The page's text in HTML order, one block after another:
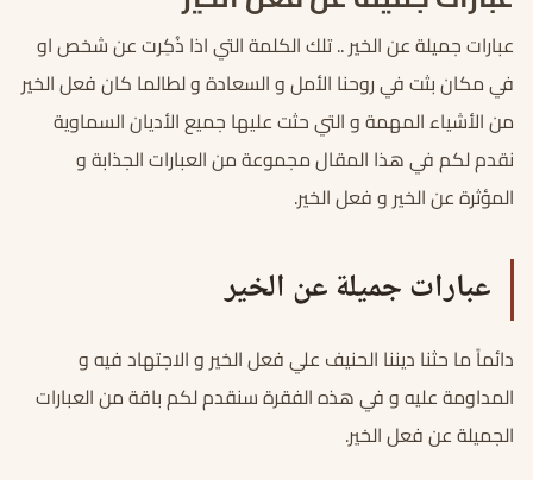
عبارات جميلة عن الخير .. تلك الكلمة التي اذا ذُكِرت عن شخص او
في مكان بثت في روحنا الأمل و السعادة و لطالما كان فعل الخير
من الأشياء المهمة و التي حثت عليها جميع الأديان السماوية
نقدم لكم في هذا المقال مجموعة من العبارات الجذابة و
المؤثرة عن الخير و فعل الخير.
عبارات جميلة عن الخير
دائماً ما حثنا ديننا الحنيف علي فعل الخير و الاجتهاد فيه و
المداومة عليه و في هذه الفقرة سنقدم لكم باقة من العبارات
الجميلة عن فعل الخير.